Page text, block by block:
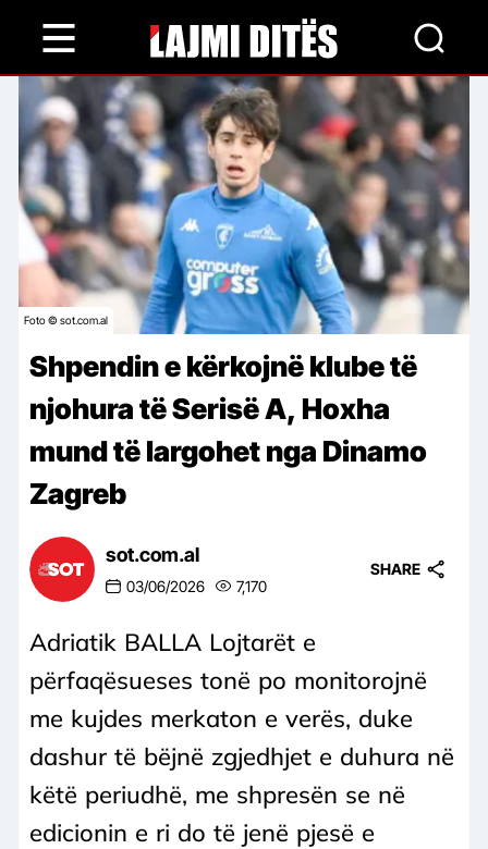
content
Foto © sot.com.al
Shpendin e kërkojnë klube të
njohura të Serisë A, Hoxha
mund të largohet nga Dinamo
Zagreb
sot.com.al
03/06/2026 7,170
SHARE
Adriatik BALLA Lojtarët e
përfaqësueses tonë po monitorojnë
me kujdes merkaton e verës, duke
dashur të bëjnë zgjedhjet e duhura në
këtë periudhë, me shpresën se në
edicionin e ri do të jenë pjesë e